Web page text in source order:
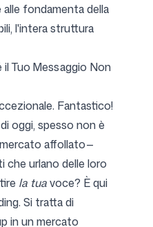
fondamenta della
l'intera struttura
il Tuo Messaggio Non
Fantastico!
oggi, spesso non è
affollato—
che urlano delle loro
la tuavoce? È qui
Si tratta di
in un mercato